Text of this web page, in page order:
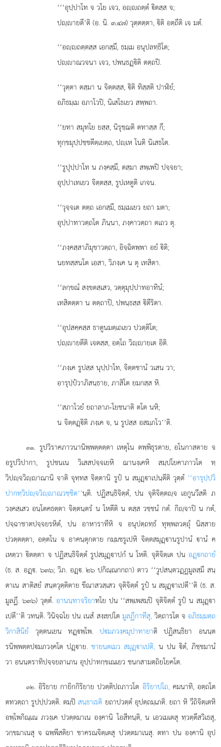
‘‘‘อุปฺปาโท จ วโย เจว, อฺถตฺตํ ิตสฺส จ;
ปฺายตี’ติ (อ. นิ. ๓.๔๗) วุตฺตตฺตา, ิติ อตฺถีติ เจ มตํ.
‘‘อฺถตฺตสฺส เอกสฺมึ, ธมฺเม อนุปลทฺธิโต;
ปฺาณวจนา เจว, ปพนฺธฏฺิติ ตตฺถปิ.
‘‘วุตฺตา ตสฺมา น จิตฺตสฺส, ิติ ทิสฺสติ ปาฬิยํ;
อภิธมฺเม อภาโวปิ, นิเสโธเยว สพฺพถา.
‘‘ยทา สมุทโย ยสฺส, นิรุชฺฌติ ตทาสฺส กึ;
ทุกฺขมุปฺปชฺชตีตฺเยตฺถ, ปฺเห โนติ นิเสธโต.
‘‘รูปุปฺปาโท น ภงฺคสฺมึ, ตสฺมา สพฺเพปิ ปจฺจยา;
อุปฺปาเทเยว จิตฺตสฺส, รูปเหตูติ เกจน.
‘‘วุจฺจเต ตตฺถ เอกสฺมึ, ธมฺเมเยว ยถา มตา;
อุปฺปาทาวตฺถโต ภินฺนา, ภงฺคาวตฺถา ตเถว ตุ.
‘‘ภงฺคสฺสาภิมุขาวตฺถา, อิจฺฉิตพฺพา อยํ ิติ;
นยทสฺสนโต เอสา, วิภงฺเค น ตุ เทสิตา.
‘‘ลกฺขณํ สงฺขตสฺเสว, วตฺตุมุปฺปาทอาทินํ;
เทสิตตฺตา น ตตฺถาปิ, ปพนฺธสฺส ิตีริตา.
‘‘อุปสคฺคสฺส ธาตูนมตฺเถเยว ปวตฺติโต;
ปฺายตีติ เจตสฺส, อตฺโถ วิฺายเต อิติ.
‘‘ภงฺเค รูปสฺส นุปฺปาโท, จิตฺตชานํ วเสน วา;
อารุปฺปํวาภิสนฺธาย, ภาสิโต ยมกสฺส หิ.
‘‘สภาโวยํ ยถาลาภ-โยชนาติ ตโต นหิ;
น จิตฺตฏฺิติ ภงฺเค จ, น รูปสฺส อสมฺภโว’’ติ.
๓๑. รูปวิราคภาวนานิพฺพตฺตตฺตา เหตุโน ตพฺพิธุรตาย, อโนกาสตาย จ
อรูปวิปากา, รูปชนเน วิเสสปจฺจเยหิ ฌานงฺเคหิ สมฺปโยคาภาวโต ทฺ
วิปฺจวิฺาณานิ จาติ จุทฺทส จิตฺตานิ รูปํ น สมุฏฺาเปนฺตีติ วุตฺตํ ‘‘อารุปฺปวิ
ปากทฺวิปฺจวิฺาณวชฺชิต’’นฺติ. ปฏิสนฺธิจิตฺตํ, ปน จุติจิตฺตฺจ เอกูนวีสติ ภ
วงฺคสฺเสว อนฺโตคธตฺตา จิตฺตนฺตรํ น โหตีติ น ตสฺส วชฺชนํ กตํ. กิฺจาปิ น กตํ,
ปจฺฉาชาตปจฺจยรหิตํ, ปน อาหาราทีหิ จ อนุปตฺถทฺธํ ทุพฺพลวตฺถุํ นิสฺสาย
ปวตฺตตฺตา, อตฺตโน จ อาคนฺตุกตาย กมฺมชรูเปหิ จิตฺตสมุฏฺานรูปานํ านํ ค
เหตฺวา ิตตฺตา จ ปฏิสนฺธิจิตฺตํ รูปสมุฏฺาปกํ น โหติ. จุติจิตฺเต ปน อฏฺกถายํ
(ธ. ส. อฏฺ. ๖๓๖; วิภ. อฏฺ. ๒๖ ปกิณฺณกกถา) ตาว ‘‘วูปสนฺตวฏฺฏมูลสฺมึ สนฺ
ตาเน สาติสยํ สนฺตวุตฺติตาย ขีณาสวสฺเสว จุติจิตฺตํ รูปํ น สมุฏฺาเปตี’’ติ (ธ. ส.
มูลฏี. ๖๓๖) วุตฺตํ. อานนฺทาจริยาทโย ปน ‘‘สพฺเพสมฺปิ จุติจิตฺตํ รูปํ น สมุฏฺา
เปตี’’ติ วทนฺติ. วินิจฺฉโย ปน เนสํ สงฺเขปโต มูลฏีกาทีสุ,วิตฺถารโต จ อภิธมฺมตฺถ
วิกาสินิยํ วุตฺตนเยน ทฏฺพฺโพ.ปมภวงฺคมุปาทายาติ ปฏิสนฺธิยา อนนฺต
รนิพฺพตฺตปมภวงฺคโต ปฏฺาย.ชายนฺตเมว สมุฏฺาเปติ, น ปน ิตํ, ภิชฺชมานํ
วา อนนฺตราทิปจฺจยลาเภน อุปฺปาทกฺขเณเยว ชนกสามตฺถิยโยคโต.
๓๒. อิริยาย กายิกกิริยาย ปวตฺติปถภาวโต อิริยาปโถ,คมนาทิ, อตฺถโต
ตทวตฺถา รูปปฺปวตฺติ. ตมฺปิสนฺธาเรติ ยถาปวตฺตํ อุปตฺถมฺเภติ. ยถา หิ วีถิจิตฺเตหิ
อพฺโพกิณฺเณ ภวงฺเค ปวตฺตมาเน องฺคานิ โอสีทนฺติ, น เอวเมเตสุ ทฺวตฺตึสวิเธสุ,
วกฺขมาเนสุ จ ฉพฺพีสติยา ชาครณจิตฺเตสุ ปวตฺตมาเนสุ. ตทา ปน องฺคานิ อุป